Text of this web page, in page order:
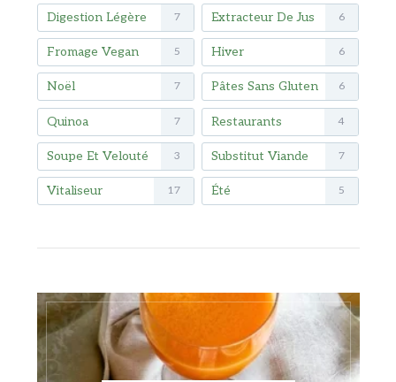
Digestion Légère 7 Extracteur De Jus 6
Fromage Vegan 5 Hiver 6
Noël 7 Pâtes Sans Gluten 6
Quinoa 7 Restaurants 4
Soupe Et Velouté 3 Substitut Viande 7
Vitaliseur 17 Été 5